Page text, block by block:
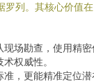
罗列。其核心价值在
现场勘查，使用精密
权威性。
准，更能精准定位潜